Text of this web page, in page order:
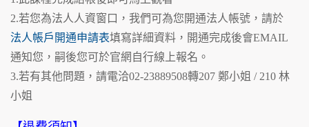
2.若您為法人人資窗口，我們可為您開通法人帳號，請於
法人帳戶開通申請表填寫詳細資料，開通完成後會EMAIL
通知您，嗣後您可於官網自行線上報名。
3.若有其他問題，請電洽02-23889508轉207 鄭小姐 / 210 林
小姐